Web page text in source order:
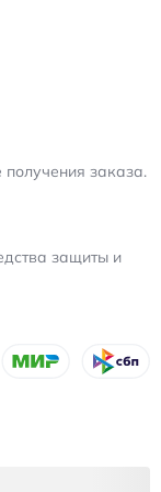
получения заказа.
защиты и